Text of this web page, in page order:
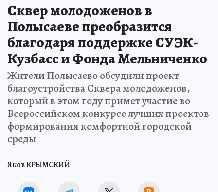
Сквер молодоженов в
Полысаеве преобразится
благодаря поддержке СУЭК-
Кузбасс и Фонда Мельниченко
Жители Полысаево обсудили проект
благоустройства Сквера молодоженов,
который в этом году примет участие во
Всероссийском конкурсе лучших проектов
формирования комфортной городской
среды
Яков КРЫМСКИЙ